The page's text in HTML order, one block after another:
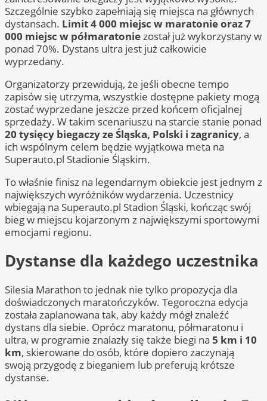
Szczególnie szybko zapełniają się miejsca na głównych
dystansach. Limit 4 000 miejsc w maratonie oraz 7
000 miejsc w półmaratoniezostał już wykorzystany w
ponad 70%. Dystans ultra jest już całkowicie
wyprzedany.
Organizatorzy przewidują, że jeśli obecne tempo
zapisów się utrzyma, wszystkie dostępne pakiety mogą
zostać wyprzedane jeszcze przed końcem oficjalnej
sprzedaży. W takim scenariuszu na starcie stanie ponad
20 tysięcy biegaczy ze Śląska, Polski i zagranicy, a
ich wspólnym celem będzie wyjątkowa meta na
Superauto.pl Stadionie Śląskim.
To właśnie finisz na legendarnym obiekcie jest jednym z
największych wyróżników wydarzenia. Uczestnicy
wbiegają na Superauto.pl Stadion Śląski, kończąc swój
bieg w miejscu kojarzonym z największymi sportowymi
emocjami regionu.
Dystanse dla każdego uczestnika
Silesia Marathon to jednak nie tylko propozycja dla
doświadczonych maratończyków. Tegoroczna edycja
została zaplanowana tak, aby każdy mógł znaleźć
dystans dla siebie. Oprócz maratonu, półmaratonu i
ultra, w programie znalazły się także biegi na 5 km i 10
km, skierowane do osób, które dopiero zaczynają
swoją przygodę z bieganiem lub preferują krótsze
dystanse.